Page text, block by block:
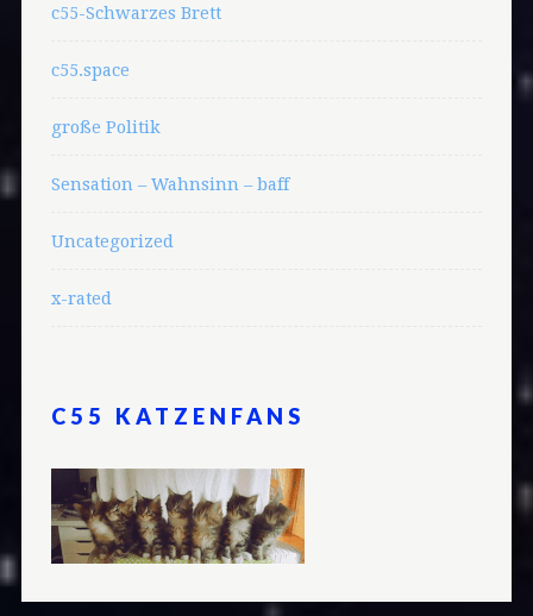
c55-Schwarzes Brett
c55.space
große Politik
Sensation – Wahnsinn – baff
Uncategorized
x-rated
C55 KATZENFANS